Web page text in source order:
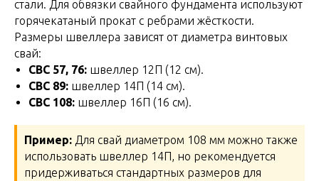
стали. Для обвязки свайного фундамента используют
горячекатаный прокат с ребрами жёсткости.
Размеры швеллера зависят от диаметра винтовых
свай:
СВС 57, 76: швеллер 12П (12 см).
СВС 89: швеллер 14П (14 см).
СВС 108: швеллер 16П (16 см).
Пример: Для свай диаметром 108 мм можно также
использовать швеллер 14П, но рекомендуется
придерживаться стандартных размеров для